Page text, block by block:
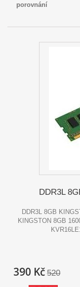
porovnání
DDR3L
DDR3L 8GB
KINGSTON 8GB
390 Kč 520